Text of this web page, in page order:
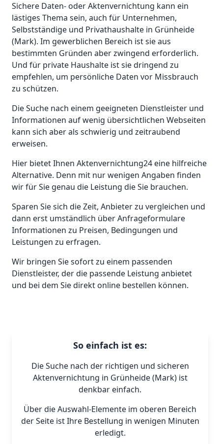
Sichere Daten- oder Aktenvernichtung kann ein
lästiges Thema sein, auch für Unternehmen,
Selbstständige und Privathaushalte in Grünheide
(Mark). Im gewerblichen Bereich ist sie aus
bestimmten Gründen aber zwingend erforderlich.
Und für private Haushalte ist sie dringend zu
empfehlen, um persönliche Daten vor Missbrauch
zu schützen.
Die Suche nach einem geeigneten Dienstleister und
Informationen auf wenig übersichtlichen Webseiten
kann sich aber als schwierig und zeitraubend
erweisen.
Hier bietet Ihnen Aktenvernichtung24 eine hilfreiche
Alternative. Denn mit nur wenigen Angaben finden
wir für Sie genau die Leistung die Sie brauchen.
Sparen Sie sich die Zeit, Anbieter zu vergleichen und
dann erst umständlich über Anfrageformulare
Informationen zu Preisen, Bedingungen und
Leistungen zu erfragen.
Wir bringen Sie sofort zu einem passenden
Dienstleister, der die passende Leistung anbietet
und bei dem Sie direkt online bestellen können.
So einfach ist es:
Die Suche nach der richtigen und sicheren
Aktenvernichtung in Grünheide (Mark) ist
denkbar einfach.
Über die Auswahl-Elemente im oberen Bereich
der Seite ist Ihre Bestellung in wenigen Minuten
erledigt.